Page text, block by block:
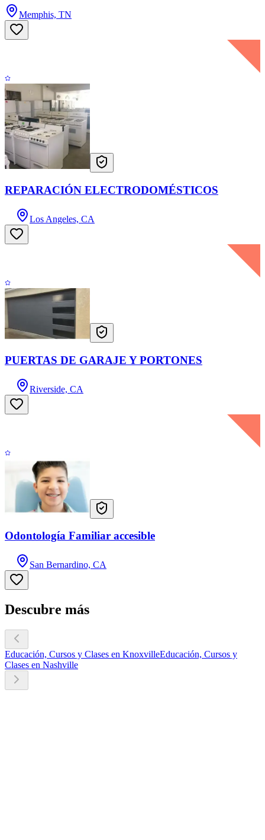
Memphis, TN
REPARACIÓN ELECTRODOMÉSTICOS
Los Angeles, CA
PUERTAS DE GARAJE Y PORTONES
Riverside, CA
Odontología Familiar accesible
San Bernardino, CA
Descubre más
Educación, Cursos y Clases en KnoxvilleEducación, Cursos y
Clases en Nashville